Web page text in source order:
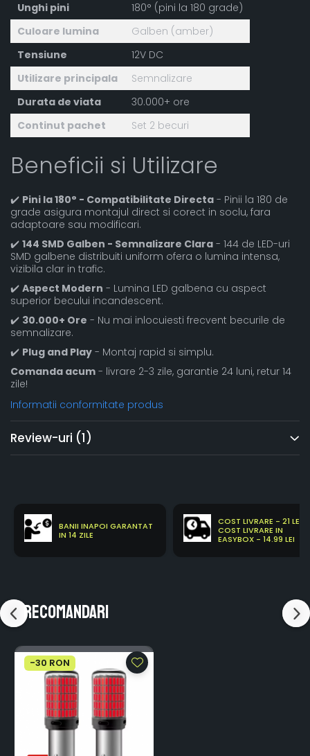
Unghi pini
180° (pini la 180 grade)
Culoare lumina
Galben (amber)
Tensiune
12V DC
Utilizare principala
Semnalizare
Durata de viata
30.000+ ore
Continut pachet
Set 2 becuri
Beneficii si Utilizare
✔️ Pini la 180° - Compatibilitate Directa - Pinii la 180 de
grade asigura montajul direct si corect in soclu, fara
adaptoare sau modificari.
✔️ 144 SMD Galben - Semnalizare Clara - 144 de LED-uri
SMD galbene distribuiti uniform ofera o lumina intensa,
vizibila clar in trafic.
✔️ Aspect Modern - Lumina LED galbena cu aspect
superior becului incandescent.
✔️ 30.000+ Ore - Nu mai inlocuiesti frecvent becurile de
semnalizare.
✔️ Plug and Play - Montaj rapid si simplu.
Comanda acum - livrare 2-3 zile, garantie 24 luni, retur 14
zile!
Informatii conformitate produs
Review-uri (1)
BANII INAPOI GARANTAT
IN 14 ZILE
COST LIVRARE - 21 LEI
COST LIVRARE IN
EASYBOX - 14.99 LEI
Recomandari
-30 RON